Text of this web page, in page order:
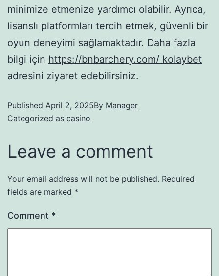
minimize etmenize yardımcı olabilir. Ayrıca,
lisanslı platformları tercih etmek, güvenli bir
oyun deneyimi sağlamaktadır. Daha fazla
bilgi için https://bnbarchery.com/ kolaybet
adresini ziyaret edebilirsiniz.
Published April 2, 2025By Manager
Categorized as casino
Leave a comment
Your email address will not be published. Required
fields are marked *
Comment *